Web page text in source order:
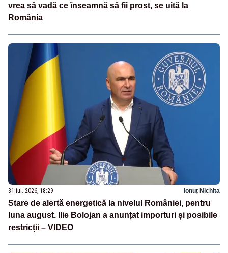
vrea să vadă ce înseamnă să fii prost, se uită la
România
31 iul. 2026, 18:29 Ionuț Nichita
Stare de alertă energetică la nivelul României, pentru
luna august. Ilie Bolojan a anunțat importuri și posibile
restricții – VIDEO